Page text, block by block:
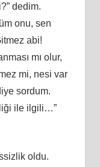
dedim.
onu, sen
abi!
mı olur,
mi, nesi var
sordum.
ile ilgili…”
oldu.